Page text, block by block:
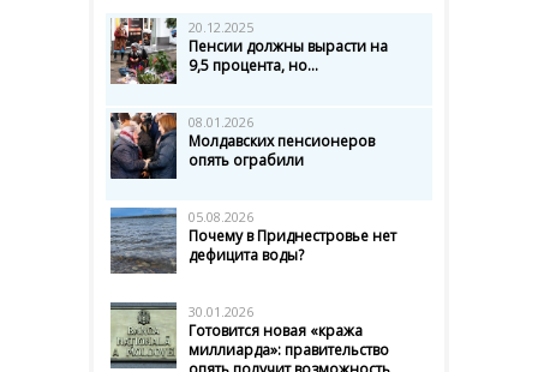
20.12.2025
Пенсии должны вырасти на
9,5 процента, но...
08.01.2026
Молдавских пенсионеров
опять ограбили
05.08.2026
Почему в Приднестровье нет
дефицита воды?
30.01.2026
Готовится новая «кража
миллиарда»: правительство